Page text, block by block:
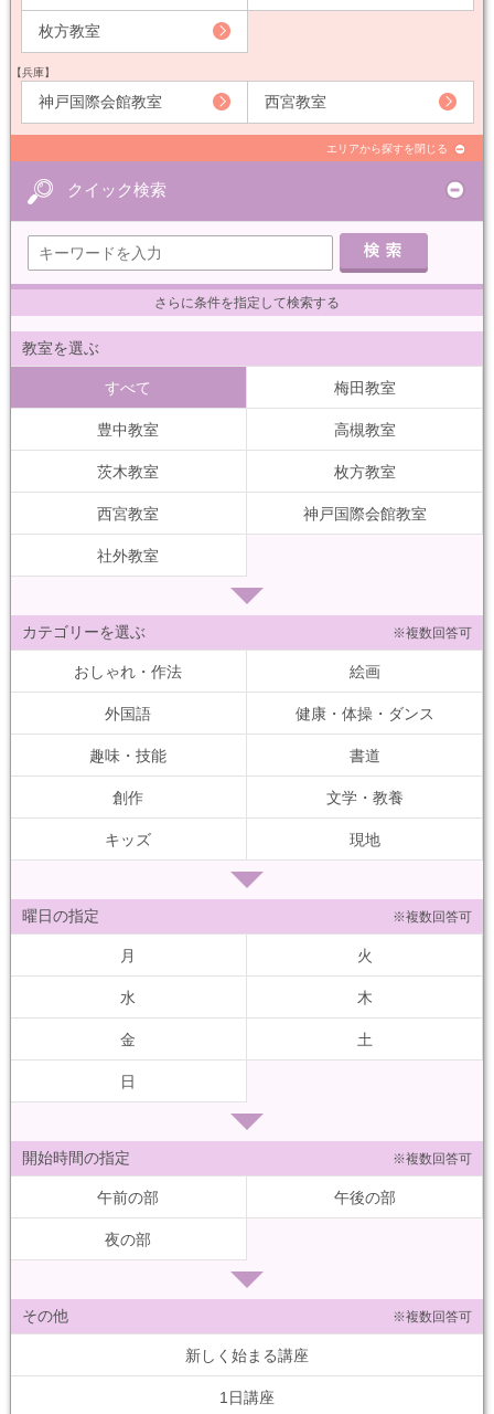
枚方教室
【兵庫】
神戸国際会館教室 西宮教室
エリアから探すを閉じる
クイック検索
さらに条件を指定して検索する
教室を選ぶ
すべて 梅田教室
豊中教室 高槻教室
茨木教室 枚方教室
西宮教室 神戸国際会館教室
社外教室
カテゴリーを選ぶ ※複数回答可
おしゃれ・作法 絵画
外国語 健康・体操・ダンス
趣味・技能 書道
創作 文学・教養
キッズ 現地
曜日の指定 ※複数回答可
月 火
水 木
金 土
日
開始時間の指定 ※複数回答可
午前の部 午後の部
夜の部
その他 ※複数回答可
新しく始まる講座
1日講座